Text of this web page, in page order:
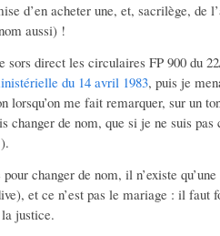
d’en acheter une, et, sacrilège, de
aussi) !
sors direct les circulaires FP 900 du
du 14 avril 1983, puis je
lorsqu’on me fait remarquer, sur un
changer de nom, que si je ne suis pas
changer de nom, il n’existe
et ce n’est pas le mariage : il faut
justice.